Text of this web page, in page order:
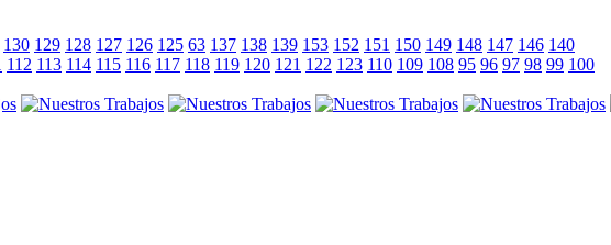
130 129 128 127 126 125 63 137 138 139 153 152 151 150 149 148 147 146 140
112 113 114 115 116 117 118 119 120 121 122 123 110 109 108 95 96 97 98 99 100